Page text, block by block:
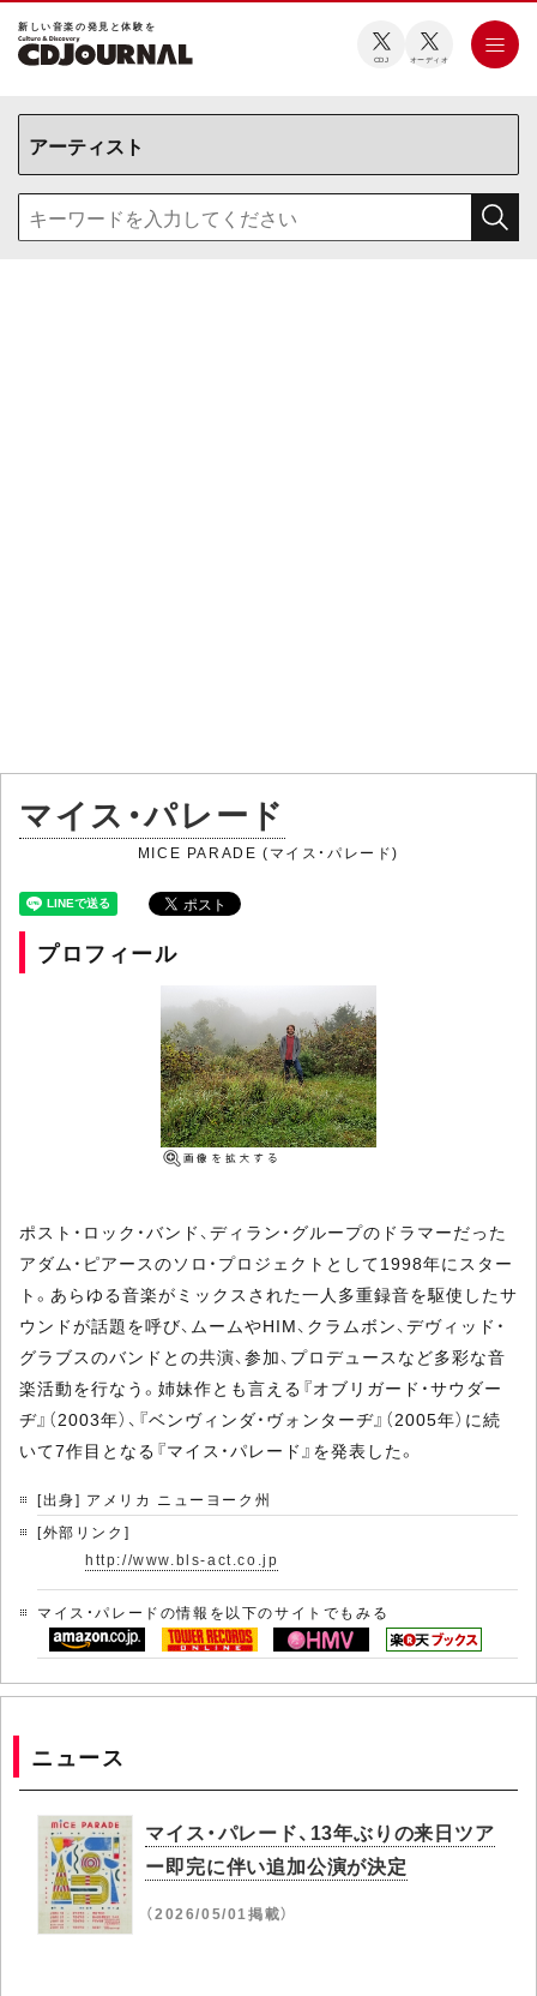
新しい⾳楽の発⾒と体験を
CDJ オーディオ
マイス・パレード
MICE PARADE (マイス・パレード)
プロフィール
ポスト・ロック・バンド、ディラン・グループのドラマーだった
アダム・ピアースのソロ・プロジェクトとして1998年にスター
ト。あらゆる音楽がミックスされた一人多重録音を駆使したサ
ウンドが話題を呼び、ムームやHIM、クラムボン、デヴィッド・
グラブスのバンドとの共演、参加、プロデュースなど多彩な音
楽活動を行なう。姉妹作とも言える『オブリガード・サウダー
ヂ』（2003年）、『ベンヴィンダ・ヴォンターヂ』（2005年）に続
いて7作目となる『マイス・パレード』を発表した。
[出身] アメリカ ニューヨーク州
[外部リンク]
http://www.bls-act.co.jp
マイス・パレードの情報を以下のサイトでもみる
ニュース
マイス・パレード、13年ぶりの来日ツア
ー即完に伴い追加公演が決定
（2026/05/01掲載）